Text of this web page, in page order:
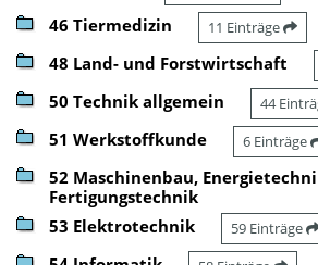
46 Tiermedizin 11 Einträge
48 Land- und Forstwirtschaft
50 Technik allgemein 44
51 Werkstoffkunde 6 Einträge
52 Maschinenbau,
Fertigungstechnik
53 Elektrotechnik 59 Einträge